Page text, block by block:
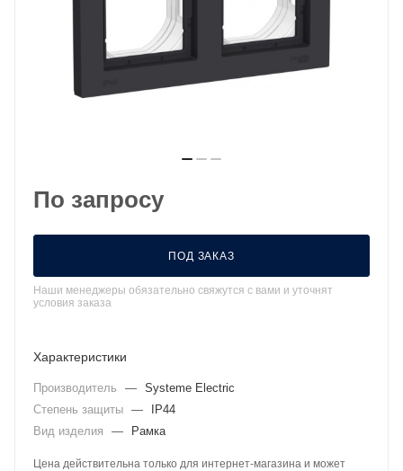
По запросу
ПОД ЗАКАЗ
Наши менеджеры обязательно свяжутся с вами и уточнят
условия заказа
Характеристики
Производитель — Systeme Electric
Степень защиты —
IP44
Вид изделия
— Рамка
Цена действительна только для интернет-магазина и может